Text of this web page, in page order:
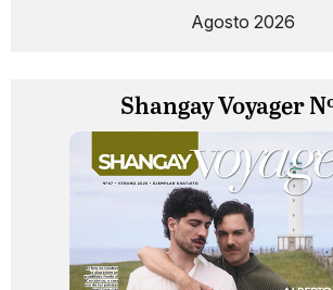
Agosto 2026
Shangay Voyager